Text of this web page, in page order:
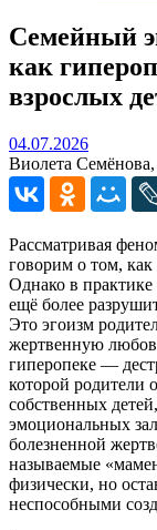
Семейный
как
взрослых
04.07.202604.07.2026
Виолета
Рассматривая
говорим о том, как
Однако в практике
ещё более
Это эгоизм
жертвенную
гиперопеке —
которой родители
собственных
эмоциональных
болезненной
называемые
физически, но
неспособными